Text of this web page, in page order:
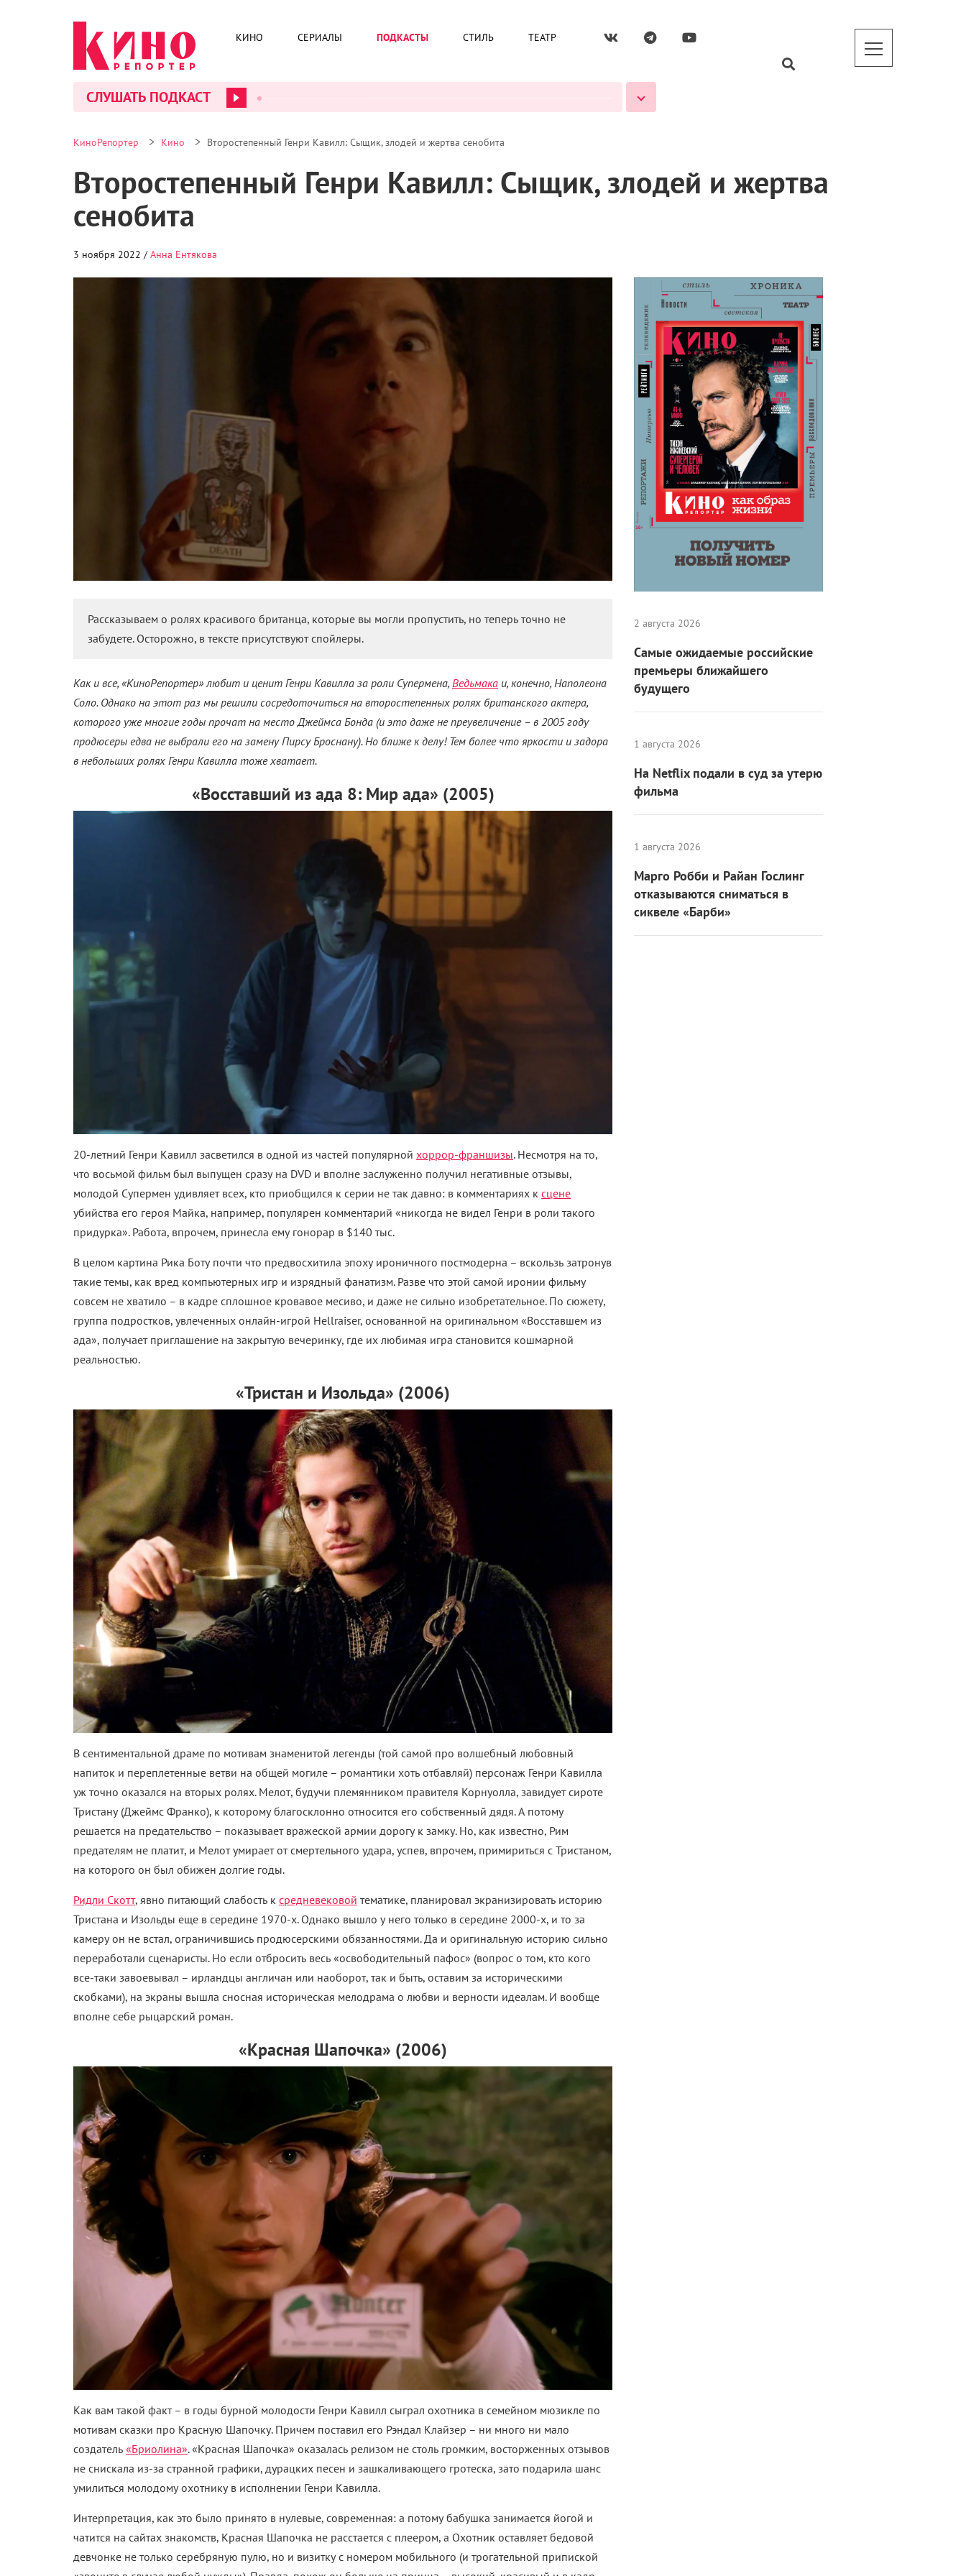
КИНО СЕРИАЛЫ ПОДКАСТЫ СТИЛЬ ТЕАТР
СЛУШАТЬ ПОДКАСТ
КиноРепортер > Кино > Второстепенный Генри Кавилл: Сыщик, злодей и жертва сенобита
Второстепенный Генри Кавилл: Сыщик, злодей и жертва
сенобита
3 ноября 2022 /Анна Ентякова
Рассказываем о ролях красивого британца, которые вы могли пропустить, но теперь точно не
забудете. Осторожно, в тексте присутствуют спойлеры.
Как и все, «КиноРепортер» любит и ценит Генри Кавилла за роли Супермена, Ведьмака и, конечно, Наполеона
Соло. Однако на этот раз мы решили сосредоточиться на второстепенных ролях британского актера,
которого уже многие годы прочат на место Джеймса Бонда (и это даже не преувеличение – в 2005 году
продюсеры едва не выбрали его на замену Пирсу Броснану). Но ближе к делу! Тем более что яркости и задора
в небольших ролях Генри Кавилла тоже хватает.
«Восставший из ада 8: Мир ада» (2005)
20-летний Генри Кавилл засветился в одной из частей популярной хоррор-франшизы. Несмотря на то,
что восьмой фильм был выпущен сразу на DVD и вполне заслуженно получил негативные отзывы,
молодой Супермен удивляет всех, кто приобщился к серии не так давно: в комментариях к сцене
убийства его героя Майка, например, популярен комментарий «никогда не видел Генри в роли такого
придурка». Работа, впрочем, принесла ему гонорар в $140 тыс.
В целом картина Рика Боту почти что предвосхитила эпоху ироничного постмодерна – вскользь затронув
такие темы, как вред компьютерных игр и изрядный фанатизм. Разве что этой самой иронии фильму
совсем не хватило – в кадре сплошное кровавое месиво, и даже не сильно изобретательное. По сюжету,
группа подростков, увлеченных онлайн-игрой Hellraiser, основанной на оригинальном «Восставшем из
ада», получает приглашение на закрытую вечеринку, где их любимая игра становится кошмарной
реальностью.
«Тристан и Изольда» (2006)
В сентиментальной драме по мотивам знаменитой легенды (той самой про волшебный любовный
напиток и переплетенные ветви на общей могиле – романтики хоть отбавляй) персонаж Генри Кавилла
уж точно оказался на вторых ролях. Мелот, будучи племянником правителя Корнуолла, завидует сироте
Тристану (Джеймс Франко), к которому благосклонно относится его собственный дядя. А потому
решается на предательство – показывает вражеской армии дорогу к замку. Но, как известно, Рим
предателям не платит, и Мелот умирает от смертельного удара, успев, впрочем, примириться с Тристаном,
на которого он был обижен долгие годы.
Ридли Скотт, явно питающий слабость к средневековой тематике, планировал экранизировать историю
Тристана и Изольды еще в середине 1970-х. Однако вышло у него только в середине 2000-х, и то за
камеру он не встал, ограничившись продюсерскими обязанностями. Да и оригинальную историю сильно
переработали сценаристы. Но если отбросить весь «освободительный пафос» (вопрос о том, кто кого
все-таки завоевывал – ирландцы англичан или наоборот, так и быть, оставим за историческими
скобками), на экраны вышла сносная историческая мелодрама о любви и верности идеалам. И вообще
вполне себе рыцарский роман.
«Красная Шапочка» (2006)
Как вам такой факт – в годы бурной молодости Генри Кавилл сыграл охотника в семейном мюзикле по
мотивам сказки про Красную Шапочку. Причем поставил его Рэндал Клайзер – ни много ни мало
создатель «Бриолина». «Красная Шапочка» оказалась релизом не столь громким, восторженных отзывов
не снискала из-за странной графики, дурацких песен и зашкаливающего гротеска, зато подарила шанс
умилиться молодому охотнику в исполнении Генри Кавилла.
Интерпретация, как это было принято в нулевые, современная: а потому бабушка занимается йогой и
чатится на сайтах знакомств, Красная Шапочка не расстается с плеером, а Охотник оставляет бедовой
девчонке не только серебряную пулю, но и визитку с номером мобильного (и трогательной припиской
2 августа 2026
Самые ожидаемые российские
премьеры ближайшего
будущего
1 августа 2026
На Netflix подали в суд за утерю
фильма
1 августа 2026
Марго Робби и Райан Гослинг
отказываются сниматься в
сиквеле «Барби»